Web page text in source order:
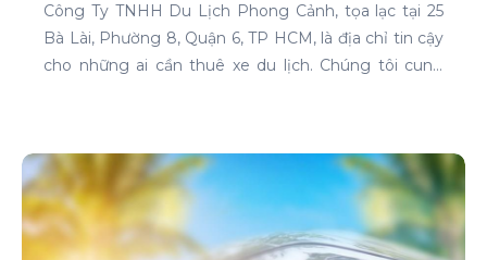
Công Ty TNHH Du Lịch Phong Cảnh, tọa lạc tại 25
Bà Lài, Phường 8, Quận 6, TP HCM, là địa chỉ tin cậy
cho những ai cần thuê xe du lịch. Chúng tôi cung